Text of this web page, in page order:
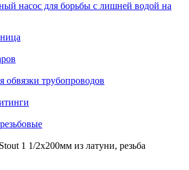
насос для борьбы с лишней водой на
обвязки трубопроводов
1 1/2x200мм из латуни, резьба